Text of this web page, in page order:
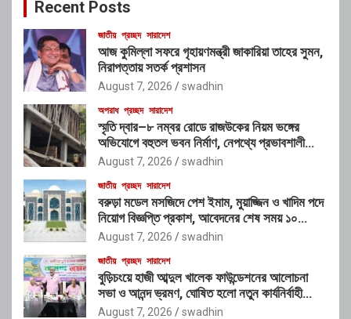
Recent Posts
জাতীয় প্রচ্ছদ সারাদেশ
আজ কুমিল্লা সফরে গৃহায়ণমন্ত্রী জাকারিয়া তাহের সুমন,
নিরাপত্তায় সতর্ক প্রশাসন
August 7, 2026 swadhin
অপরাধ প্রচ্ছদ সারাদেশ
স্মৃতি দ্বার–৮ নম্বর রোডে রাজউকের নিয়ম ভঙ্গের
অভিযোগে বহুতল ভবন নির্মাণ, নেপথ্যে প্রভাবশালী
চক্রের যোগসাজশের প্রশ্ন
August 7, 2026 swadhin
জাতীয় প্রচ্ছদ সারাদেশ
বরুড়া মডেল মসজিদে পেশ ইমাম, মুয়াজ্জিন ও খাদিম পদে
নিয়োগ বিজ্ঞপ্তি প্রকাশ, আবেদনের শেষ সময় ১০
আগস্ট
August 7, 2026 swadhin
জাতীয় প্রচ্ছদ সারাদেশ
বুড়িচংয়ে হাজী আব্দুল খালেক ফাউন্ডেশনের আলোচনা
সভা ও আনন্দ ভ্রমণ, ঘোষিত হলো নতুন কার্যনির্বাহী
কমিটি
August 7, 2026 swadhin